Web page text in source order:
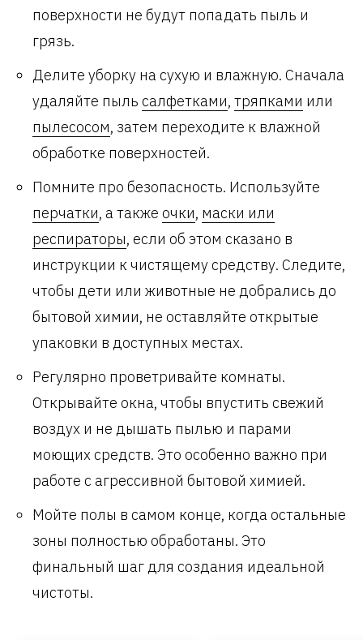
поверхности не будут попадать пыль и
грязь.
Делите уборку на сухую и влажную. Сначала
удаляйте пыль салфетками, тряпками или
пылесосом, затем переходите к влажной
обработке поверхностей.
Помните про безопасность. Используйте
перчатки, а также очки, маски или
респираторы, если об этом сказано в
инструкции к чистящему средству. Следите,
чтобы дети или животные не добрались до
бытовой химии, не оставляйте открытые
упаковки в доступных местах.
Регулярно проветривайте комнаты.
Открывайте окна, чтобы впустить свежий
воздух и не дышать пылью и парами
моющих средств. Это особенно важно при
работе с агрессивной бытовой химией.
Мойте полы в самом конце, когда остальные
зоны полностью обработаны. Это
финальный шаг для создания идеальной
чистоты.